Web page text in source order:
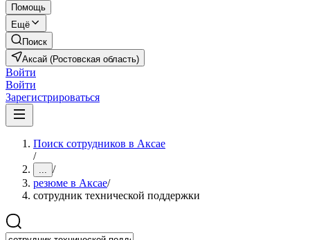
Помощь
Ещё
Поиск
Аксай (Ростовская область)
Войти
Войти
Зарегистрироваться
Поиск сотрудников в Аксае
/
... /
резюме в Аксае/
сотрудник технической поддержки